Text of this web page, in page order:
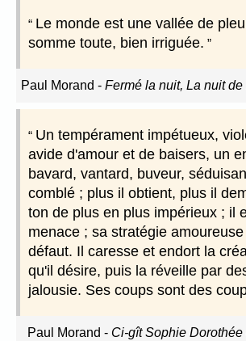
Le monde est une vallée de
somme toute, bien irriguée.
Paul Morand - Fermé la nuit, La nuit
Un tempérament impétueux,
avide d'amour et de baisers, un
bavard, vantard, buveur,
comblé ; plus il obtient, plus il
ton de plus en plus impérieux ; il
menace ; sa stratégie
défaut. Il caresse et endort la
qu'il désire, puis la réveille par
jalousie. Ses coups sont des
Paul Morand - Ci-gît Sophie